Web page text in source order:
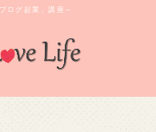
ログ起業」講座～